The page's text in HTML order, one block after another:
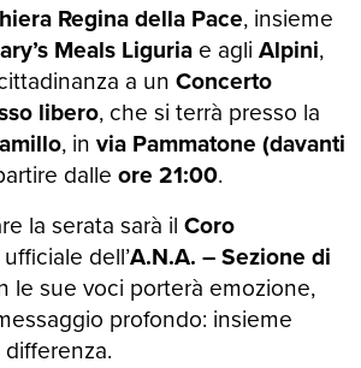
Regina della Pace, insieme
Meals Liguria e agliAlpini,
a unConcerto
libero, che si terrà presso la
, invia Pammatone (davanti
dalleore 21:00.
la serata sarà ilCoro
dell’A.N.A. – Sezione di
le sue voci porterà emozione,
profondo: insieme